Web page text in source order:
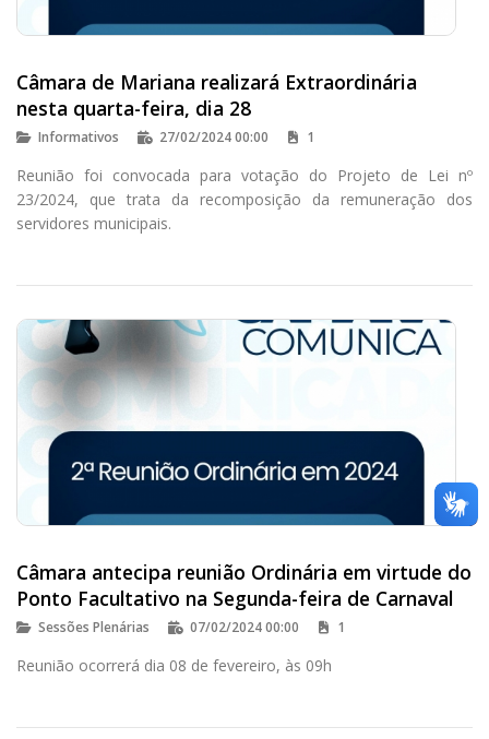
Câmara de Mariana realizará Extraordinária
nesta quarta-feira, dia 28
Informativos 27/02/2024 00:00 1
Reunião foi convocada para votação do Projeto de Lei nº
23/2024, que trata da recomposição da remuneração dos
servidores municipais.
Câmara antecipa reunião Ordinária em virtude do
Ponto Facultativo na Segunda-feira de Carnaval
Sessões Plenárias 07/02/2024 00:00 1
Reunião ocorrerá dia 08 de fevereiro, às 09h